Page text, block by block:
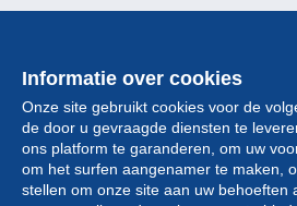
Informatie over cookies
Onze site gebruikt cookies voor de
de door u gevraagde diensten te
ons platform te garanderen, om uw
om het surfen aangenamer te maken,
stellen om onze site aan uw behoeften